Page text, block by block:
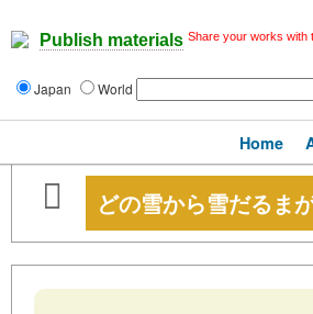
Publish materials Share your works with
Japan World
Home
どの雪から雪だるま